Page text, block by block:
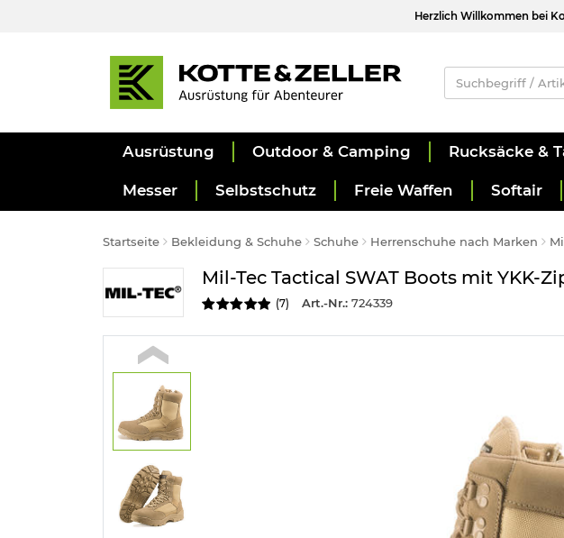
Herzlich Willkommen bei
Ausrüstung Outdoor & Camping Rucksäcke &
Messer Selbstschutz Freie Waffen Softair
Startseite Bekleidung & Schuhe Schuhe Herrenschuhe nach Marken
Mil-Tec Tactical SWAT Boots mit YKK-
(7) Art.-Nr.:724339